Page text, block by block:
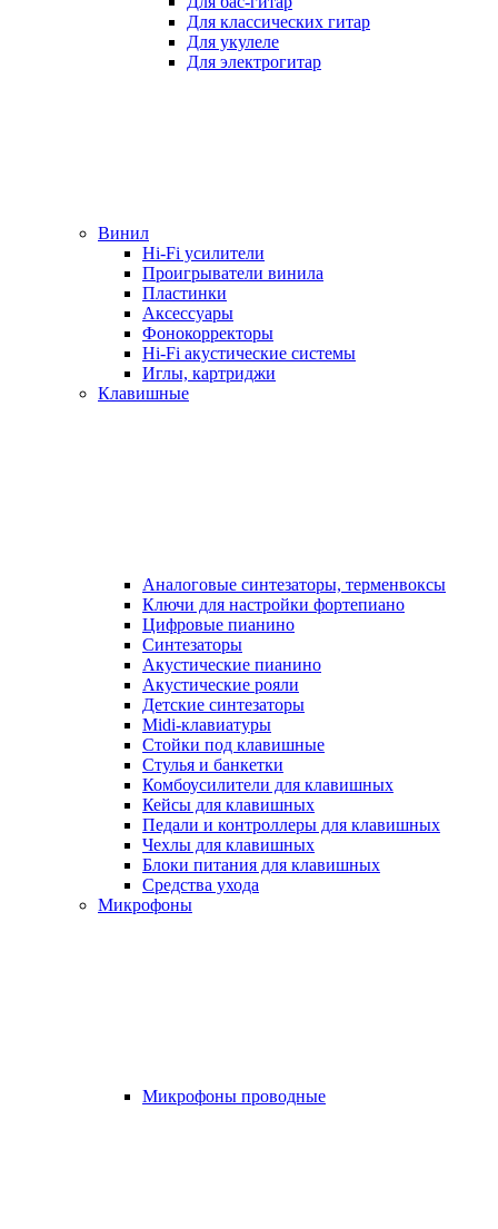
Для классических гитар
Для укулеле
Для электрогитар
Винил
Hi-Fi усилители
Проигрыватели винила
Пластинки
Аксессуары
Фонокорректоры
Hi-Fi акустические системы
Иглы, картриджи
Клавишные
Аналоговые синтезаторы, терменвоксы
Ключи для настройки фортепиано
Цифровые пианино
Синтезаторы
Акустические пианино
Акустические рояли
Детские синтезаторы
Midi-клавиатуры
Стойки под клавишные
Стулья и банкетки
Комбоусилители для клавишных
Кейсы для клавишных
Педали и контроллеры для клавишных
Чехлы для клавишных
Блоки питания для клавишных
Средства ухода
Микрофоны
Микрофоны проводные